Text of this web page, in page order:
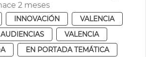
2 meses
INNOVACIÓN
VALENCIA
VALENCIA
EN PORTADA TEMÁTICA